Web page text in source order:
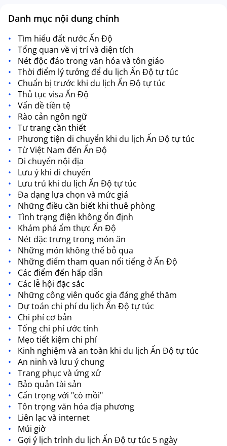
Danh mục nội dung chính
Tìm hiểu đất nước Ấn Độ
Tổng quan về vị trí và diện tích
Nét độc đáo trong văn hóa và tôn giáo
Thời điểm lý tưởng để du lịch Ấn Độ tự túc
Chuẩn bị trước khi du lịch Ấn Độ tự túc
Thủ tục visa Ấn Độ
Vấn đề tiền tệ
Rào cản ngôn ngữ
Tư trang cần thiết
Phương tiện di chuyển khi du lịch Ấn Độ tự túc
Từ Việt Nam đến Ấn Độ
Di chuyển nội địa
Lưu ý khi di chuyển
Lưu trú khi du lịch Ấn Độ tự túc
Đa dạng lựa chọn và mức giá
Những điều cần biết khi thuê phòng
Tình trạng điện không ổn định
Khám phá ẩm thực Ấn Độ
Nét đặc trưng trong món ăn
Những món không thể bỏ qua
Những điểm tham quan nổi tiếng ở Ấn Độ
Các điểm đến hấp dẫn
Các lễ hội đặc sắc
Những công viên quốc gia đáng ghé thăm
Dự toán chi phí du lịch Ấn Độ tự túc
Chi phí cơ bản
Tổng chi phí ước tính
Mẹo tiết kiệm chi phí
Kinh nghiệm và an toàn khi du lịch Ấn Độ tự túc
An ninh và lưu ý chung
Trang phục và ứng xử
Bảo quản tài sản
Cẩn trọng với "cò mồi"
Tôn trọng văn hóa địa phương
Liên lạc và internet
Múi giờ
Gợi ý lịch trình du lịch Ấn Độ tự túc 5 ngày